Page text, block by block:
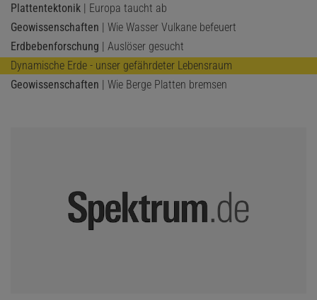
Plattentektonik | Europa taucht ab
Geowissenschaften | Wie Wasser Vulkane befeuert
Erdbebenforschung | Auslöser gesucht
Dynamische Erde - unser gefährdeter Lebensraum
Geowissenschaften | Wie Berge Platten bremsen